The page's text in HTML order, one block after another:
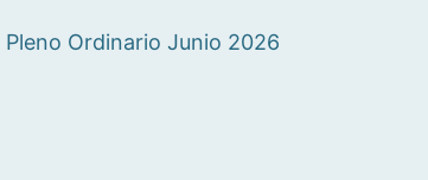
Pleno Ordinario Junio 2026